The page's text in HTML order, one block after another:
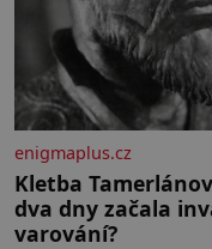
enigmaplus.cz
Kletba
dva dny začala
varování?